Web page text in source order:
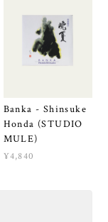
Banka - Shinsuke
Honda (STUDIO
MULE)
¥4,840